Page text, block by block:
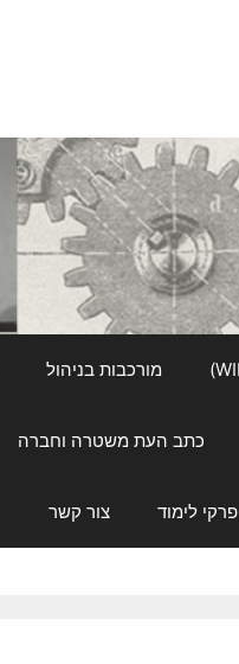
מורכבות בניהול
כתב העת משטרה וחברה
פרקי לימוד צור קשר